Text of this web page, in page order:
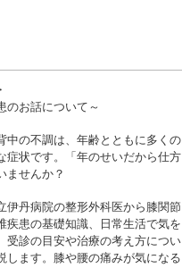
のお話について～
の不調は、年齢とともに多くの
症状です。「年のせいだから仕方
ませんか？
丹病院の整形外科医から膝関節
疾患の基礎知識、日常生活で気を
受診の目安や治療の考え方につい
します。膝や腰の痛みが気になる